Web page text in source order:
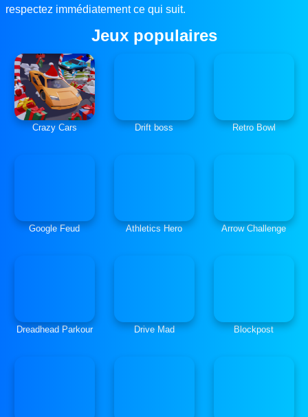
respectez immédiatement ce qui suit.
Jeux populaires
Crazy Cars Drift boss Retro Bowl
Google Feud Athletics Hero Arrow Challenge
Dreadhead Parkour Drive Mad Blockpost